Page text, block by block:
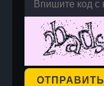
ОТПРАВИТЬ